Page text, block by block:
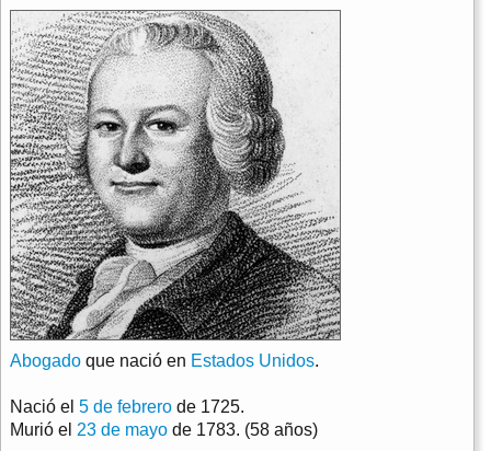
Abogado que nació en Estados Unidos.
Nació el 5 de febrero de 1725.
Murió el 23 de mayo de 1783. (58 años)